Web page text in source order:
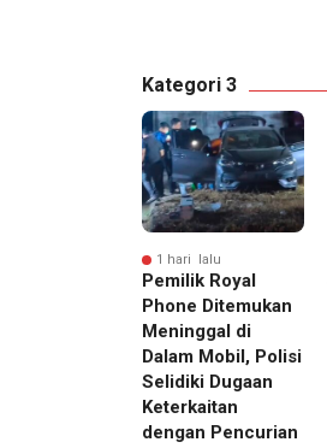
Kategori 3
1 hari lalu
Pemilik Royal
Phone Ditemukan
Meninggal di
Dalam Mobil, Polisi
Selidiki Dugaan
Keterkaitan
dengan Pencurian